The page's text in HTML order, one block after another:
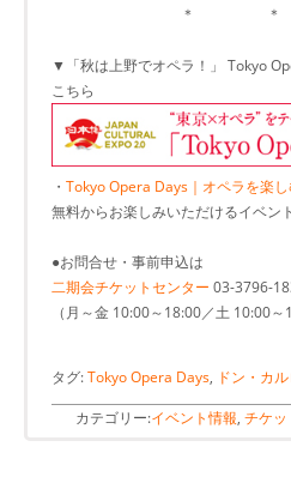
＊
▼「秋は上野でオペラ！」 Tokyo
こちら
・ Tokyo Opera Days｜オペラを楽
無料からお楽しみいただけるイベン
●お問合せ・事前申込は
二期会チケットセンター 03-3796-
（月～金 10:00～18:00／土 10:00～
タグ:Tokyo Opera Days, ドン・カル
カテゴリー:イベント情報, チケッ